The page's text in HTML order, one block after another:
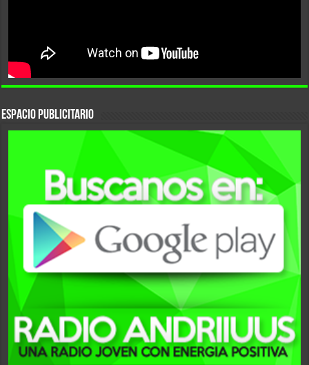
ESPACIO PUBLICITARIO